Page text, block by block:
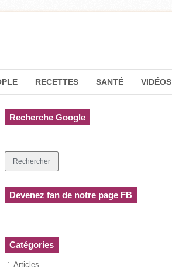
RECETTES SANTÉ VIDÉOS
Recherche Google
Devenez fan de notre page FB
Catégories
Articles